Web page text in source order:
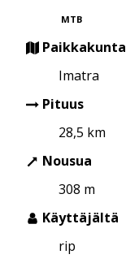
MTB
Paikkakunta
Imatra
Pituus
28,5 km
Nousua
308 m
Käyttäjältä
rip